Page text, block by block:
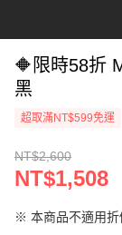
🔶限時58折
黑
超取滿NT$599免運
NT$2,600
NT$1,508
※ 本商品不適用折